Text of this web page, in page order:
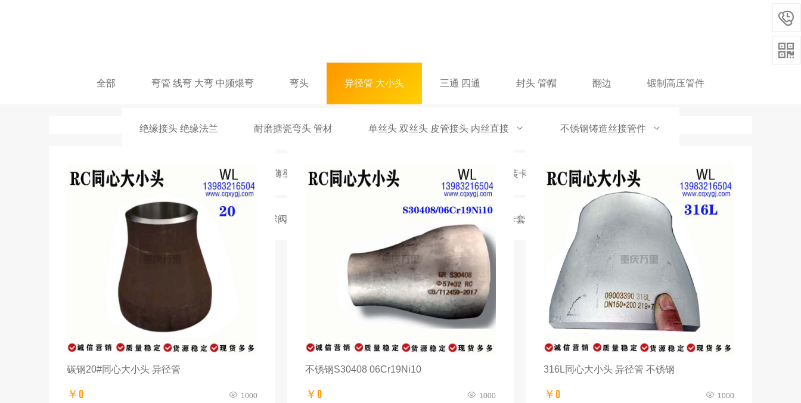
全部 弯管 线弯 大弯 中频煨弯 弯头 异径管 大小头 三通 四通 封头 管帽 翻边 锻制高压管件
绝缘接头 绝缘法兰 耐磨搪瓷弯头 管材 单丝头 双丝头 皮管接头 内丝直接 不锈钢铸造丝接管件
玛钢铸造镀锌丝接管件 不锈钢薄壁管材管件 卫生级抛光管件 快装卡盘管件阀门 衬塑衬氟法兰管件
铜阀门 铜管件 KF ISO真空法兰管件球阀配件 卡套式管接头 卡套阀门 双法兰变径管 双盘法兰变径短管
碳钢20#同心大小头 异径管
￥0 1000
不锈钢S30408 06Cr19Ni10
￥0 1000
316L同心大小头 异径管 不锈钢
￥0 1000

